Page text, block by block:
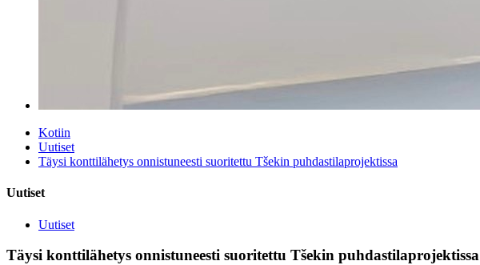
Kotiin
Uutiset
Täysi konttilähetys onnistuneesti suoritettu Tšekin puhdastilaprojektissa
Uutiset
Uutiset
Täysi konttilähetys onnistuneesti suoritettu Tšekin puhdastilaprojektissa